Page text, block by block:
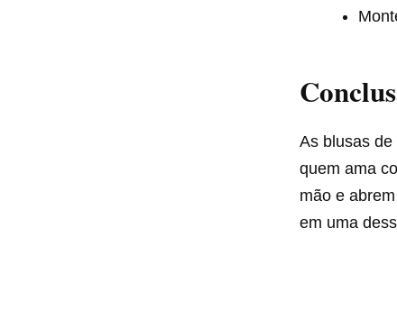
As blusas
quem ama
mão e
em uma